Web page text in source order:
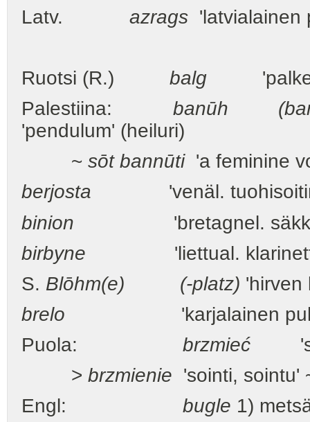
Latv. azrags 'latvialainen
Ruotsi (R.) balg
Palestiina: banūh
'pendulum' (heiluri)
~ sōt bannūti'a feminine
berjosta 'venäl.
binion 'bretagnel.
birbyne 'liettual.
S. Blōhm(e) (-platz) 'hirven
brelo 'karjalainen
Puola: brzmieć
> brzmienie 'sointi, sointu'
Engl: bugle 1)